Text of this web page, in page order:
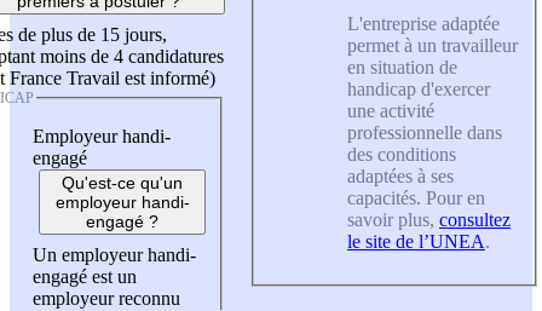
de plus de 15 jours,
moins de 4 candidatures
France Travail est informé)
Employeur handi-
engagé
Qu'est-ce qu'un
employeur handi-
engagé ?
Un employeur handi-
engagé est un
employeur reconnu
L'entreprise adaptée
permet à un travailleur
en situation de
handicap d'exercer
une activité
professionnelle dans
des conditions
adaptées à ses
capacités. Pour en
savoir plus, consultez
le site de l’UNEA.